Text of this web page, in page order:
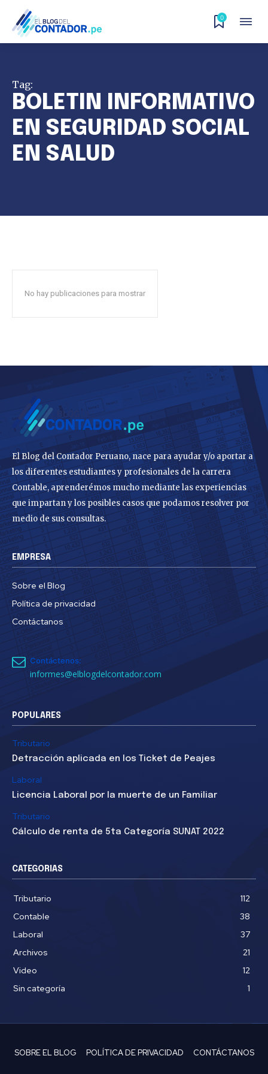
0
Tag:
BOLETIN INFORMATIVO
EN SEGURIDAD SOCIAL
EN SALUD
No hay publicaciones para mostrar
El Blog del Contador Peruano, nace para ayudar y/o aportar a
los diferentes estudiantes y profesionales de la carrera
Contable, aprenderémos mucho mediante las experiencias
que impartan y los posibles casos que podamos resolver por
medio de sus consultas.
EMPRESA
Sobre el Blog
Política de privacidad
Contáctanos
Contáctenos:
informes@elblogdelcontador.com
POPULARES
Tributario
Detracción aplicada en los Ticket de Peajes
Laboral
Licencia Laboral por la muerte de un Familiar
Tributario
Cálculo de renta de 5ta Categoría SUNAT 2022
CATEGORIAS
Tributario
112
Contable
38
Laboral
37
Archivos
21
Video
12
Sin categoría
1
SOBRE EL BLOG POLÍTICA DE PRIVACIDAD CONTÁCTANOS